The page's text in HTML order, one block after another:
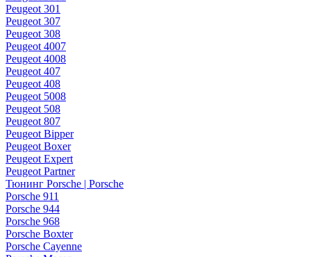
Peugeot 301
Peugeot 307
Peugeot 308
Peugeot 4007
Peugeot 4008
Peugeot 407
Peugeot 408
Peugeot 5008
Peugeot 508
Peugeot 807
Peugeot Bipper
Peugeot Boxer
Peugeot Expert
Peugeot Partner
Тюнинг Porsche | Porsche
Porsche 911
Porsche 944
Porsche 968
Porsche Boxter
Porsche Cayenne